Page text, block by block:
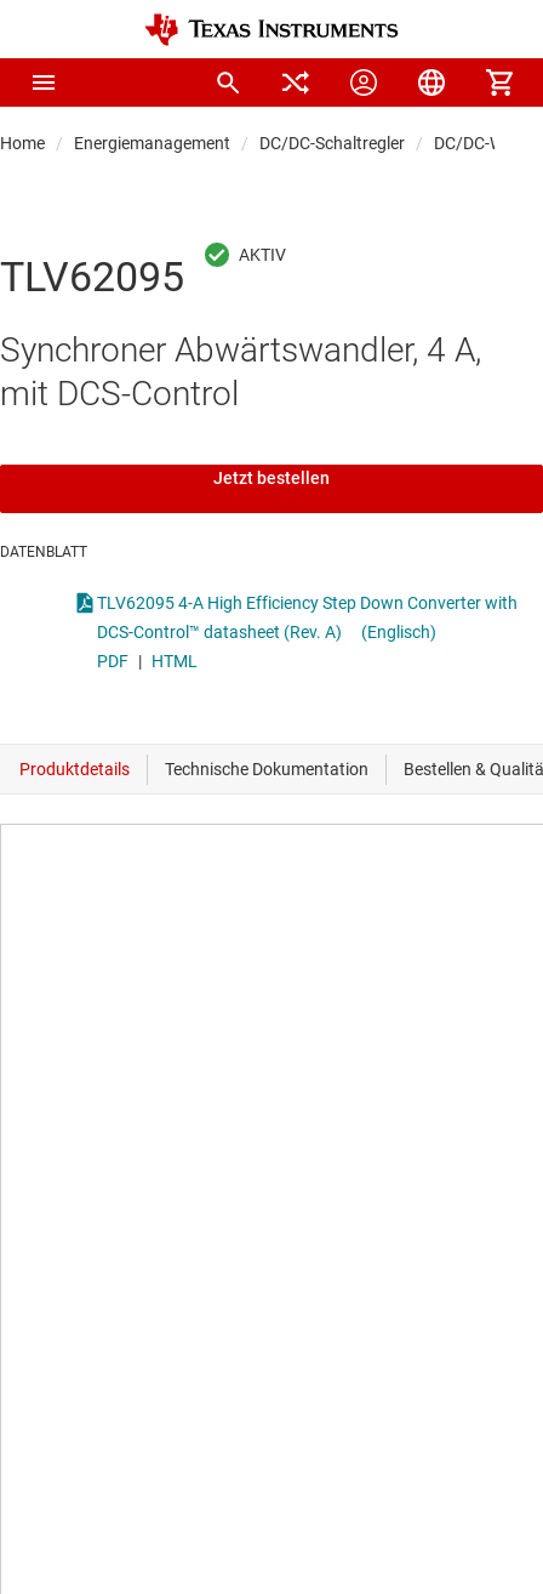
Home Energiemanagement DC/DC-Schaltregler DC/DC-
TLV62095
Synchroner Abwärtswandler, 4 A,
mit DCS-Control
Jetzt bestellen
DATENBLATT
TLV62095 4-A High Efficiency Step Down Converter with
DCS-Control™ datasheet (Rev. A)
(Englisch)
PDF | HTML